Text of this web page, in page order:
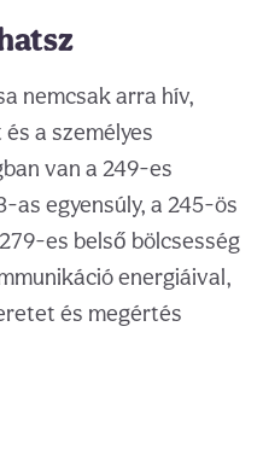
nemcsak arra hív,
a személyes
van a 249-es
as egyensúly, a 245-ös
es belső bölcsesség
energiáival,
és megértés